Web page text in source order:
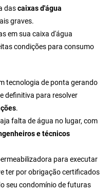
dascaixas d'água
graves.
em sua caixa d'água
condições para consumo
tecnologia de ponta gerando
definitiva para resolver
.
falta de água no lugar, com
e técnicos
para executar
ter por obrigação certificados
seu condomínio de futuras